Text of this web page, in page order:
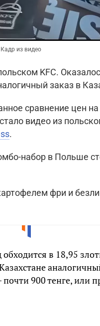
из видео
KFC.
заказ в
сравнение цен
видео из
.
набор в Польше
фри и
в 18,95
900 тенге, или